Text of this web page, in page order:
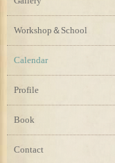
Workshop＆School
Calendar
Profile
Book
Contact